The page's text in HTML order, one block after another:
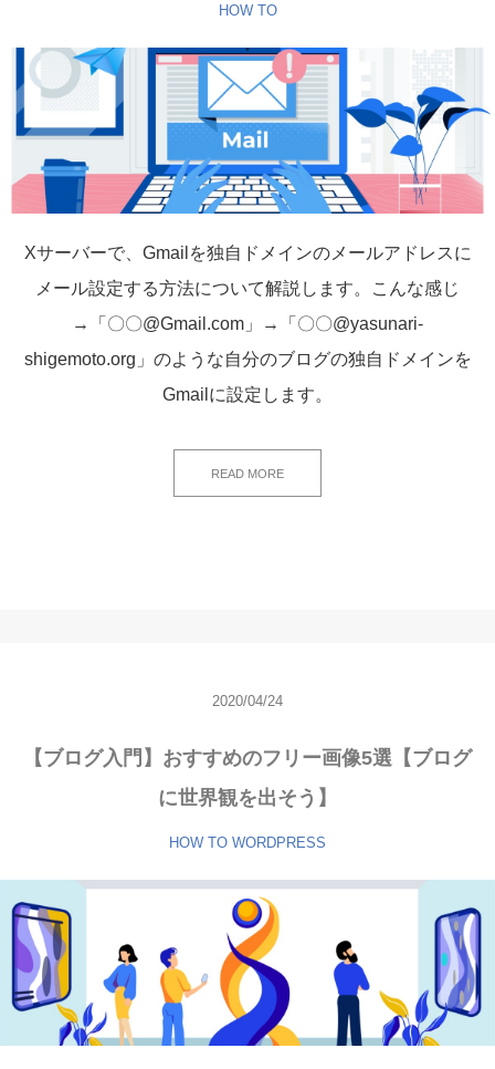
HOW TO
Xサーバーで、Gmailを独自ドメインのメールアドレスに
メール設定する方法について解説します。こんな感じ
→「〇〇@Gmail.com」→「〇〇@yasunari-
shigemoto.org」のような自分のブログの独自ドメインを
Gmailに設定します。
READ MORE
2020/04/24
【ブログ入門】おすすめのフリー画像5選【ブログ
に世界観を出そう】
HOW TO WORDPRESS